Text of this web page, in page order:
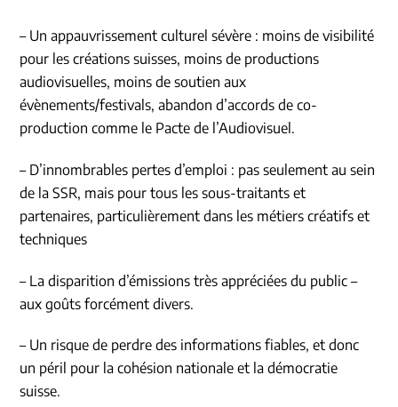
– Un appauvrissement culturel sévère : moins de visibilité
pour les créations suisses, moins de productions
audiovisuelles, moins de soutien aux
évènements/festivals, abandon d’accords de co-
production comme le Pacte de l’Audiovisuel.
– D’innombrables pertes d’emploi : pas seulement au sein
de la SSR, mais pour tous les sous-traitants et
partenaires, particulièrement dans les métiers créatifs et
techniques
– La disparition d’émissions très appréciées du public –
aux goûts forcément divers.
– Un risque de perdre des informations fiables, et donc
un péril pour la cohésion nationale et la démocratie
suisse.